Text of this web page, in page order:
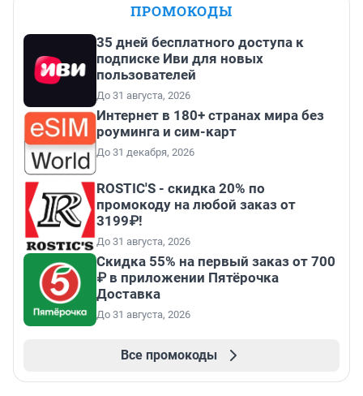
ПРОМОКОДЫ
35 дней бесплатного доступа к
подписке Иви для новых
пользователей
До 31 августа, 2026
Интернет в 180+ странах мира без
роуминга и сим-карт
До 31 декабря, 2026
ROSTIC'S - скидка 20% по
промокоду на любой заказ от
3199₽!
До 31 августа, 2026
Скидка 55% на первый заказ от 700
₽ в приложении Пятёрочка
Доставка
До 31 августа, 2026
Все промокоды